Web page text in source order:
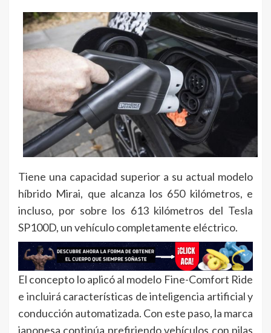
Tiene una capacidad superior a su actual modelo
híbrido Mirai, que alcanza los 650 kilómetros, e
incluso, por sobre los 613 kilómetros del Tesla
SP100D, un vehículo completamente eléctrico.
El concepto lo aplicó al modelo Fine-Comfort Ride
e incluirá características de inteligencia artificial y
conducción automatizada. Con este paso, la marca
japonesa continúa prefiriendo vehículos con pilas